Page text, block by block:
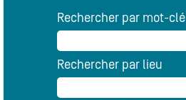
Rechercher par mot-clé
Rechercher par lieu